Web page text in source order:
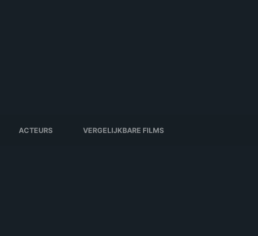
ACTEURS VERGELIJKBARE FILMS